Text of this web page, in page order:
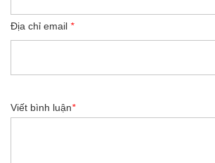
Địa chỉ email *
Viết bình luận*